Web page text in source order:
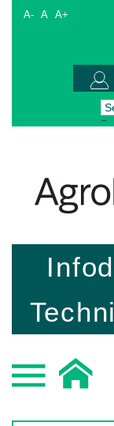
A- A A+